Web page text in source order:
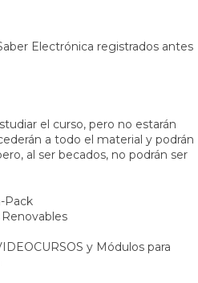
Electrónica registrados antes
el curso, pero no estarán
a todo el material y podrán
al ser becados, no podrán ser
Pack
y Módulos para